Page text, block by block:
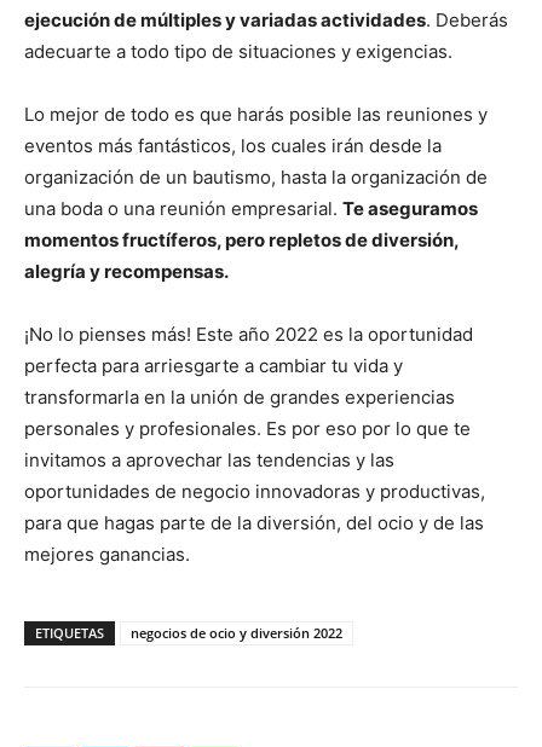
ejecución de múltiples y variadas actividades. Deberás
adecuarte a todo tipo de situaciones y exigencias.
Lo mejor de todo es que harás posible las reuniones y
eventos más fantásticos, los cuales irán desde la
organización de un bautismo, hasta la organización de
una boda o una reunión empresarial. Te aseguramos
momentos fructíferos, pero repletos de diversión,
alegría y recompensas.
¡No lo pienses más! Este año 2022 es la oportunidad
perfecta para arriesgarte a cambiar tu vida y
transformarla en la unión de grandes experiencias
personales y profesionales. Es por eso por lo que te
invitamos a aprovechar las tendencias y las
oportunidades de negocio innovadoras y productivas,
para que hagas parte de la diversión, del ocio y de las
mejores ganancias.
ETIQUETAS negocios de ocio y diversión 2022